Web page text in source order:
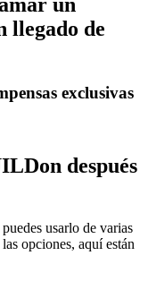
un
llegado de
exclusivas
después
usarlo de varias
opciones, aquí están